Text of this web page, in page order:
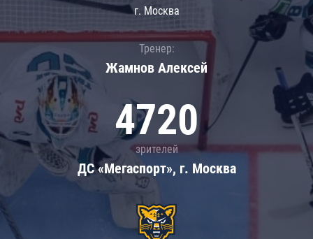
г. Москва
Тренер:
Жамнов Алексей
4720
зрителей
ДС «Мегаспорт», г. Москва